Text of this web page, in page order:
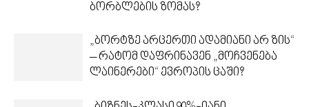
ბორბლების ზომას?
„ბორტზე არცერთი ადამიანი არ ზის“
– რატომ დაფრინავენ „მოჩვენება
ლაინერები“ ევროპის ცაში?